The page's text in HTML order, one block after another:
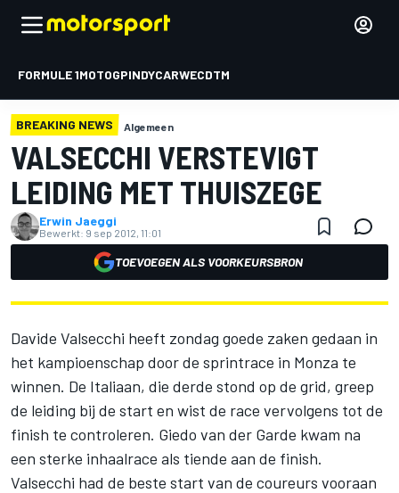
FORMULE 1MOTOGPINDYCARWECDTM
BREAKING NEWS Algemeen
VALSECCHI VERSTEVIGT
LEIDING MET THUISZEGE
Erwin Jaeggi
Bewerkt: 9 sep 2012, 11:01
TOEVOEGEN ALS VOORKEURSBRON
Davide Valsecchi heeft zondag goede zaken gedaan in
het kampioenschap door de sprintrace in Monza te
winnen. De Italiaan, die derde stond op de grid, greep
de leiding bij de start en wist de race vervolgens tot de
finish te controleren. Giedo van der Garde kwam na
een sterke inhaalrace als tiende aan de finish.
Valsecchi had de beste start van de coureurs vooraan